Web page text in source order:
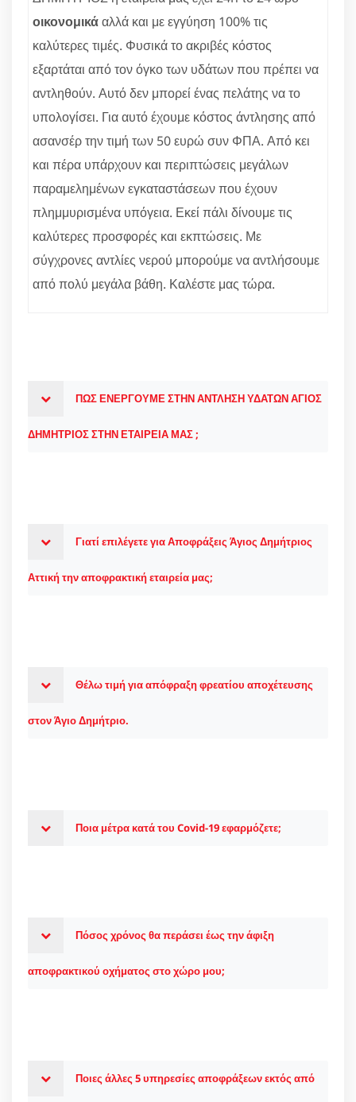
οικονομικάαλλά και με εγγύηση 100% τις
καλύτερες τιμές. Φυσικά το ακριβές κόστος
εξαρτάται από τον όγκο των υδάτων που πρέπει να
αντληθούν. Αυτό δεν μπορεί ένας πελάτης να το
υπολογίσει. Για αυτό έχουμε κόστος άντλησης από
ασανσέρ την τιμή των 50 ευρώ συν ΦΠΑ. Από κει
και πέρα υπάρχουν και περιπτώσεις μεγάλων
παραμελημένων εγκαταστάσεων που έχουν
πλημμυρισμένα υπόγεια. Εκεί πάλι δίνουμε τις
καλύτερες προσφορές και εκπτώσεις. Με
σύγχρονες αντλίες νερού μπορούμε να αντλήσουμε
από πολύ μεγάλα βάθη. Καλέστε μας τώρα.
ΠΩΣ ΕΝΕΡΓΟΥΜΕ ΣΤΗΝ ΑΝΤΛΗΣΗ ΥΔΑΤΩΝ ΑΓΙΟΣ
ΔΗΜΗΤΡΙΟΣ ΣΤΗΝ ΕΤΑΙΡΕΙΑ ΜΑΣ ;
Γιατί επιλέγετε για Αποφράξεις Άγιος Δημήτριος
Αττική την αποφρακτική εταιρεία μας;
Θέλω τιμή για απόφραξη φρεατίου αποχέτευσης
στον Άγιο Δημήτριο.
Ποια μέτρα κατά του Covid-19 εφαρμόζετε;
Πόσος χρόνος θα περάσει έως την άφιξη
αποφρακτικού οχήματος στο χώρο μου;
Ποιες άλλες 5 υπηρεσίες αποφράξεων εκτός από